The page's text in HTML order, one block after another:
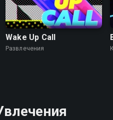
Wake Up Call
Развлечения